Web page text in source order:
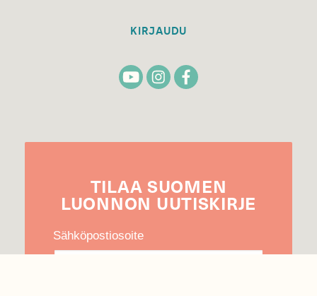
KIRJAUDU
TILAA SUOMEN
LUONNON UUTIS­KIRJE
Sähköpostiosoite